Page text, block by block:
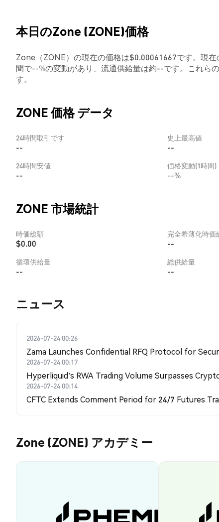
本日のZone (ZONE)価格
Zone（ZONE）の現在の価格は$0.00061667です。現
間で--%の変動があり、流通供給量は約--です。これら
す。
ZONE 価格 データ
24時間取引です
--
史上最高値
--
24時間安値
--
価格変動(1時間)
--%
ZONE 市場統計
時価総額
$0.00
完全希薄化時価
--
循環供給量
--
総供給量
--
​​ニュース​​
2026-07-24 00:26
Zama Launches Confidential RFQ Protocol for
2026-07-24 00:17
Hyperliquid's RWA Trading Volume Surpasses
2026-07-24 00:14
CFTC Extends Comment Period for 24/7 Futures
Zone (ZONE) アカデミー